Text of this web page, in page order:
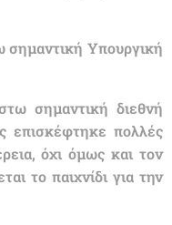
σημαντική Υπουργική
σημαντική διεθνή
επισκέφτηκε πολλές
όχι όμως και τον
το παιχνίδι για την